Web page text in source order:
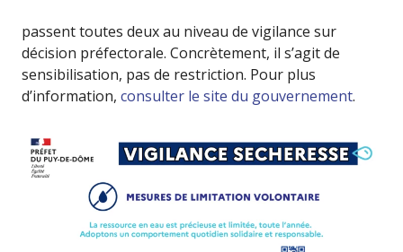
passent toutes deux au niveau de vigilance sur
décision préfectorale. Concrètement, il s’agit de
sensibilisation, pas de restriction. Pour plus
d’information, consulter le site du gouvernement.